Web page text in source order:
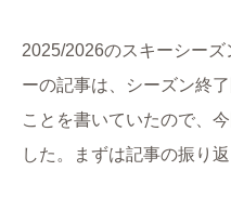
2025/2026のスキーシー
ーの記事は、シーズン終
ことを書いていたので、
した。まずは記事の振り返